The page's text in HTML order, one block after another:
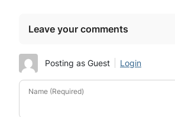
Leave your comments
Posting as Guest Login
Name (Required)